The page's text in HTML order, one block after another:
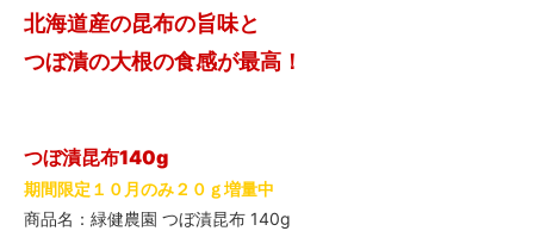
北海道産の昆布の旨味と
つぼ漬の大根の食感が最高！
つぼ漬昆布140g
期間限定１０月のみ２０ｇ増量中
商品名：緑健農園 つぼ漬昆布 140g